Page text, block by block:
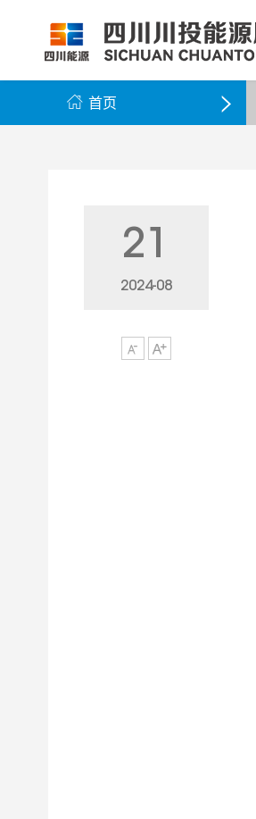
公司简介 组织架构 领导团队
公司新闻 企业动态 公示公告
公司资料 股票信息 最新公告
党群工作 纪检监察
 首页 
21
2024-08